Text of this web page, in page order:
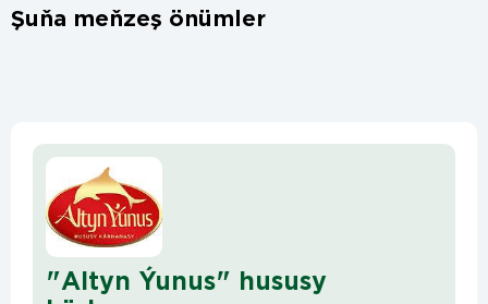
Şuňa meňzeş önümler
"Altyn Ýunus" hususy